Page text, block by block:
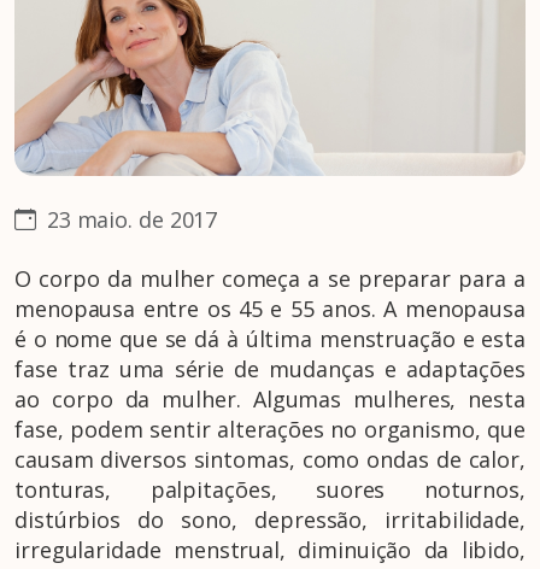
23 maio. de 2017
O corpo da mulher começa a se preparar para a
menopausa entre os 45 e 55 anos. A menopausa
é o nome que se dá à última menstruação e esta
fase traz uma série de mudanças e adaptações
ao corpo da mulher. Algumas mulheres, nesta
fase, podem sentir alterações no organismo, que
causam diversos sintomas, como ondas de calor,
tonturas, palpitações, suores noturnos,
distúrbios do sono, depressão, irritabilidade,
irregularidade menstrual, diminuição da libido,